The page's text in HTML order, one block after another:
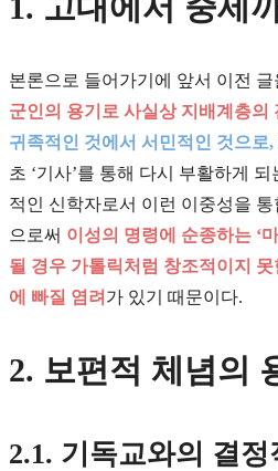
본론으로 들어가기에 앞서 이전
군인의 용기로 사실상 지배계층의
귀족적인 것에서 서민적인 것으로
초 ‘기사’를 통해 다시 부활하게
적인 신학자로서 이런 이중성을
으로써 이성의 명령에 순종하는 ‘
될 경우 가톨릭처럼 창조적이지 못
에 빠질 염려 가 있기 때문이다.
2. 보편적 체념의
2.1. 기독교와의 결정